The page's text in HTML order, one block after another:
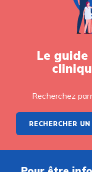
Le
Recherchez
RECHERCHER